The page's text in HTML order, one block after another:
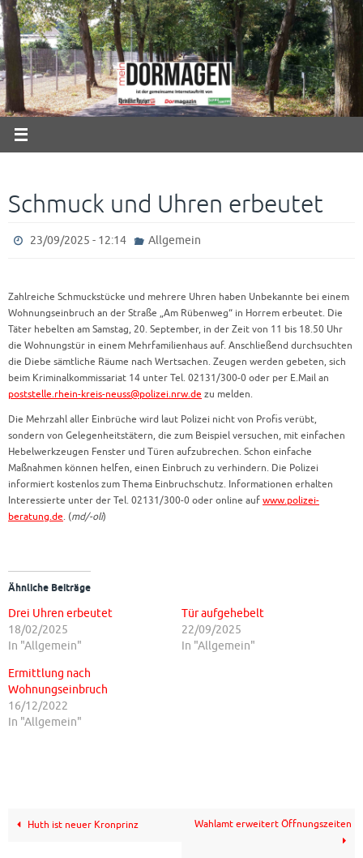
Zum
Inhalt
springen
Schmuck und Uhren erbeutet
23/09/2025 - 12:14 Allgemein
Zahlreiche Schmuckstücke und mehrere Uhren haben Unbekannte bei einem
Wohnungseinbruch an der Straße „Am Rübenweg“ in Horrem erbeutet. Die
Täter hebelten am Samstag, 20. September, in der Zeit von 11 bis 18.50 Uhr
die Wohnungstür in einem Mehrfamilienhaus auf. Anschließend durchsuchten
die Diebe sämtliche Räume nach Wertsachen. Zeugen werden gebeten, sich
beim Kriminalkommissariat 14 unter Tel. 02131/300-0 oder per E.Mail an
poststelle.rhein-kreis-neuss@polizei.nrw.de zu melden.
Die Mehrzahl aller Einbrüche wird laut Polizei nicht von Profis verübt,
sondern von Gelegenheitstätern, die zum Beispiel versuchen, mit einfachen
Hebelwerkzeugen Fenster und Türen aufzubrechen. Schon einfache
Maßnahmen können helfen, einen Einbruch zu verhindern. Die Polizei
informiert kostenlos zum Thema Einbruchschutz. Informationen erhalten
Interessierte unter der Tel. 02131/300-0 oder online auf www.polizei-
beratung.de. (md/-oli)
Ähnliche Beiträge
Drei Uhren erbeutet
18/02/2025
In "Allgemein"
Tür aufgehebelt
22/09/2025
In "Allgemein"
Ermittlung nach
Wohnungseinbruch
16/12/2022
In "Allgemein"
Huth ist neuer Kronprinz Wahlamt erweitert Öffnungszeiten